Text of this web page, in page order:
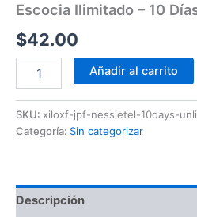
Escocia Ilimitado – 10
$42.00
Añadir al carrito
SKU: xiloxf-jpf-nessietel-10days-
Categoría: Sin categorizar
Descripción